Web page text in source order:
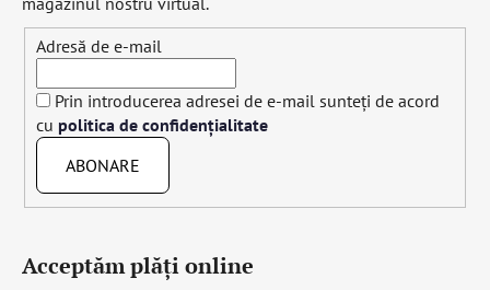
Adresă de e-mail
Prin introducerea adresei de e-mail sunteți de acord
cu politica de confidențialitate
ABONARE
Acceptăm plăţi online